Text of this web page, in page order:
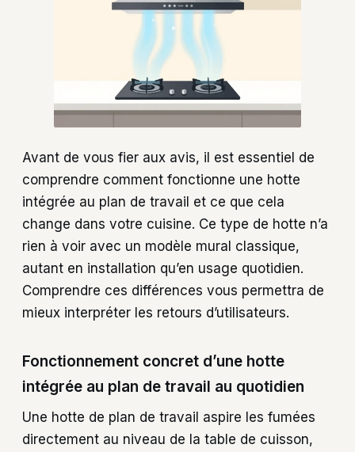
Avant de vous fier aux avis, il est essentiel de
comprendre comment fonctionne une hotte
intégrée au plan de travail et ce que cela
change dans votre cuisine. Ce type de hotte n’a
rien à voir avec un modèle mural classique,
autant en installation qu’en usage quotidien.
Comprendre ces différences vous permettra de
mieux interpréter les retours d’utilisateurs.
Fonctionnement concret d’une hotte
intégrée au plan de travail au quotidien
Une hotte de plan de travail aspire les fumées
directement au niveau de la table de cuisson,